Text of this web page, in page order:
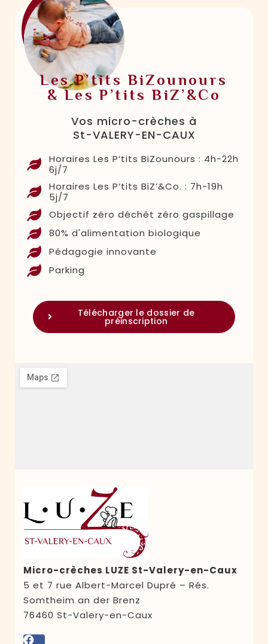
Les P’tits BiZounours
& Les P’tits BiZ’&Co
Vos micro-crèches à
St-VALERY-EN-CAUX
Horaires Les P’tits BiZounours : 4h-22h
6j/7
Horaires Les P’tits BiZ’&Co. : 7h-19h
5j/7
Objectif zéro déchêt zéro gaspillage
80% d'alimentation biologique
Pédagogie innovante
Parking
Télécharger le dossier de
préinscription
Micro-crèches LUZE St-Valery-en-Caux
5 et 7 rue Albert-Marcel Dupré – Rés.
Somtheim an der Brenz
76460 St-Valery-en-Caux